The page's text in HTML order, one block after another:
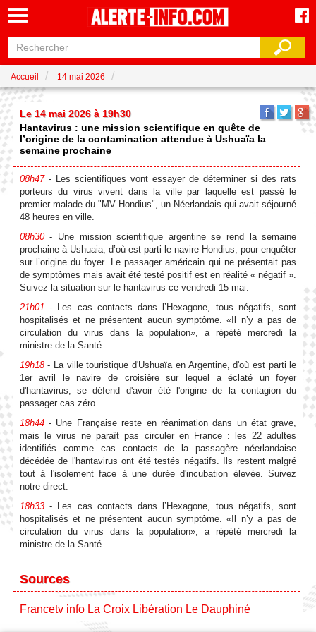
Accueil 14 mai 2026
Le 14 mai 2026 à 19h30
Hantavirus : une mission scientifique en quête de
l’origine de la contamination attendue à Ushuaïa la
semaine prochaine
08h47- Les scientifiques vont essayer de déterminer si des rats
porteurs du virus vivent dans la ville par laquelle est passé le
premier malade du "MV Hondius", un Néerlandais qui avait séjourné
48 heures en ville.
08h30- Une mission scientifique argentine se rend la semaine
prochaine à Ushuaia, d’où est parti le navire Hondius, pour enquêter
sur l’origine du foyer. Le passager américain qui ne présentait pas
de symptômes mais avait été testé positif est en réalité « négatif ».
Suivez la situation sur le hantavirus ce vendredi 15 mai.
21h01 - Les cas contacts dans l’Hexagone, tous négatifs, sont
hospitalisés et ne présentent aucun symptôme. «Il n’y a pas de
circulation du virus dans la population», a répété mercredi la
ministre de la Santé.
19h18- La ville touristique d'Ushuaïa en Argentine, d'où est parti le
1er avril le navire de croisière sur lequel a éclaté un foyer
d'hantavirus, se défend d'avoir été l'origine de la contagion du
passager cas zéro.
18h44- Une Française reste en réanimation dans un état grave,
mais le virus ne paraît pas circuler en France : les 22 adultes
identifiés comme cas contacts de la passagère néerlandaise
décédée de l'hantavirus ont été testés négatifs. Ils restent malgré
tout à l'isolement face à une durée d'incubation élevée. Suivez
notre direct.
18h33- Les cas contacts dans l’Hexagone, tous négatifs, sont
hospitalisés et ne présentent aucun symptôme. «Il n’y a pas de
circulation du virus dans la population», a répété mercredi la
ministre de la Santé.
Sources
Francetv info La Croix Libération Le Dauphiné